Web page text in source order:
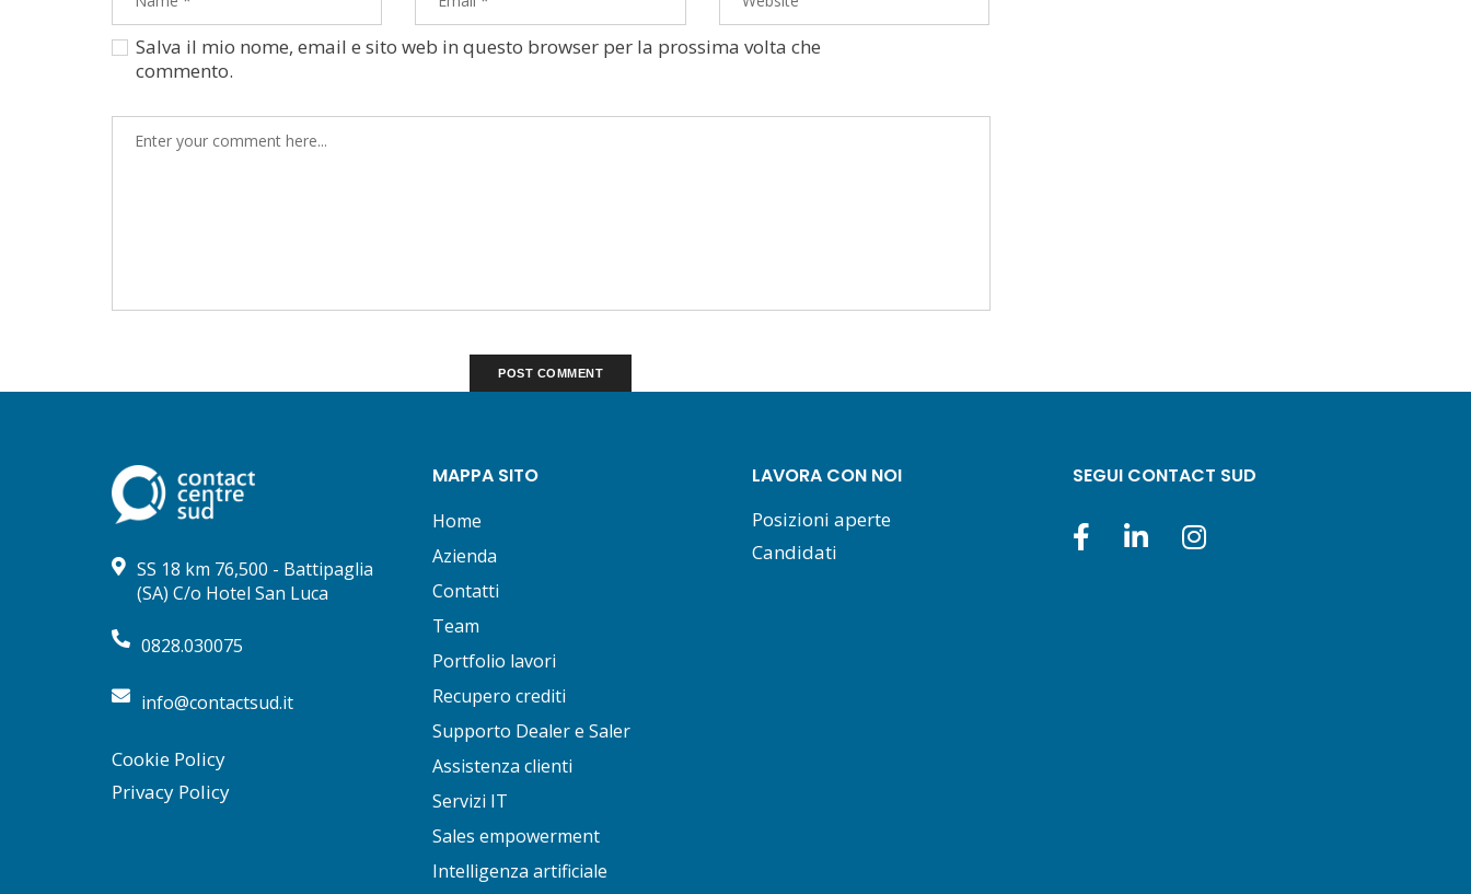
Salva il mio nome, email e sito web in questo browser per la prossima volta che
commento.
SS 18 km 76,500 - Battipaglia
(SA) C/o Hotel San Luca
0828.030075
info@contactsud.it
Cookie Policy
Privacy Policy
MAPPA SITO
Home
Azienda
Contatti
Team
Portfolio lavori
Recupero crediti
Supporto Dealer e Saler
Assistenza clienti
Servizi IT
Sales empowerment
Intelligenza artificiale
LAVORA CON NOI
Posizioni aperte
Candidati
SEGUI CONTACT SUD